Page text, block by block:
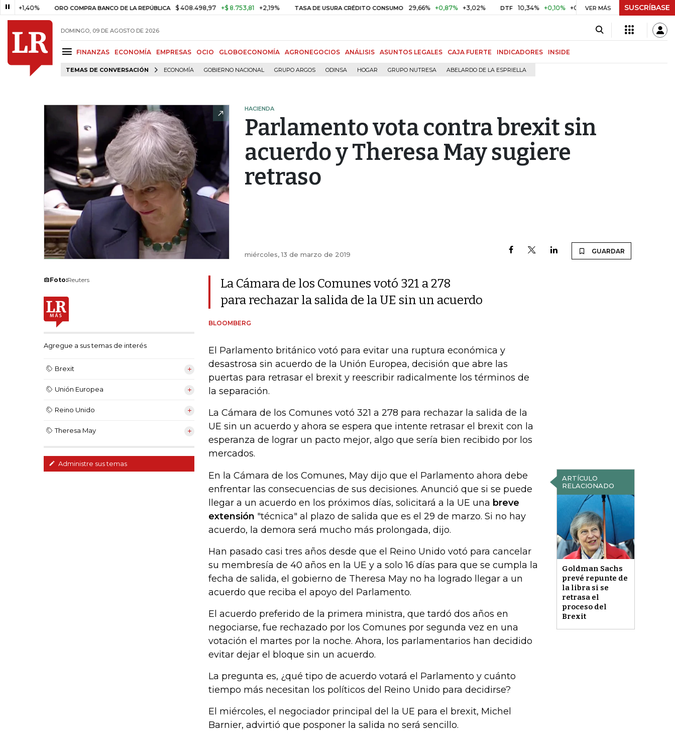
ORO COMPRA BANCO DE LA REPÚBLICA $ 408.498,97 +$ 8.753,81 +2,19% TASA DE USURA CRÉDITO CONSUMO 29,66% +0,87% +3,02% DTF 10,34% +0,10% +0,98% UVR $ 417,01 +$ 0,05 +0,01%
VER MÁS SUSCRÍBASE
DOMINGO, 09 DE AGOSTO DE 2026
FINANZAS ECONOMÍA EMPRESAS OCIO GLOBOECONOMÍA AGRONEGOCIOS ANÁLISIS ASUNTOS LEGALES CAJA FUERTE INDICADORES INSIDE
TEMAS DE CONVERSACIÓN ECONOMÍA GOBIERNO NACIONAL GRUPO ARGOS ODINSA HOGAR GRUPO NUTRESA ABELARDO DE LA ESPRIELLA
HACIENDA
Parlamento vota contra brexit sin
acuerdo y Theresa May sugiere
retraso
miércoles, 13 de marzo de 2019 GUARDAR
Foto:Reuters
Agregue a sus temas de interés
Brexit
Unión Europea
Reino Unido
Theresa May
Administre sus temas
La Cámara de los Comunes votó 321 a 278
para rechazar la salida de la UE sin un acuerdo
BLOOMBERG
El Parlamento británico votó para evitar una ruptura económica y
desastrosa sin acuerdo de la Unión Europea, decisión que abre las
puertas para retrasar el brexit y reescribir radicalmente los términos de
la separación.
La Cámara de los Comunes votó 321 a 278 para rechazar la salida de la
UE sin un acuerdo y ahora se espera que intente retrasar el brexit con la
esperanza de lograr un pacto mejor, algo que sería bien recibido por los
mercados.
ARTÍCULO
RELACIONADO
Goldman Sachs
prevé repunte de
la libra si se
retrasa el
proceso del
Brexit
En la Cámara de los Comunes, May dijo que el Parlamento ahora debe
enfrentar las consecuencias de sus decisiones. Anunció que si se puede
llegar a un acuerdo en los próximos días, solicitará a la UE una breve
extensión "técnica" al plazo de salida que es el 29 de marzo. Si no hay
acuerdo, la demora será mucho más prolongada, dijo.
Han pasado casi tres años desde que el Reino Unido votó para cancelar
su membresía de 40 años en la UE y a solo 16 días para que se cumpla la
fecha de salida, el gobierno de Theresa May no ha logrado llegar a un
acuerdo que reciba el apoyo del Parlamento.
El acuerdo preferido de la primera ministra, que tardó dos años en
negociarse, fue rechazado por los Comunes por segunda vez en una
votación el martes por la noche. Ahora, los parlamentarios han decidido
evitar dejar el bloque sin un acuerdo.
La pregunta es, ¿qué tipo de acuerdo votará el Parlamento y cuánto
tiempo más necesitan los políticos del Reino Unido para decidirse?
El miércoles, el negociador principal del la UE para el brexit, Michel
Barnier, advirtió que posponer la salida no será sencillo.